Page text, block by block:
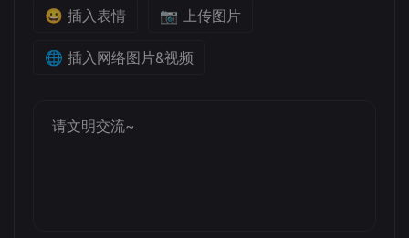
😀 插入表情 📷 上传图片
🌐 插入网络图片&视频